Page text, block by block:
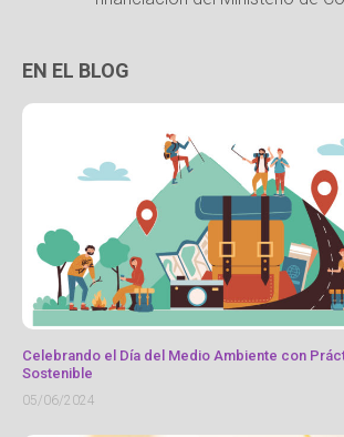
EN EL BLOG
Celebrando el Día del Medio Ambiente con
Sostenible
05/06/2024